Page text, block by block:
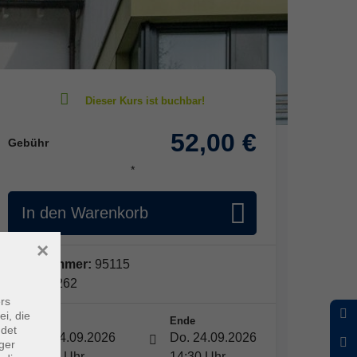
Gebühr 52,00 €
*
In den Warenkorb
Kursnummer: 95115
Periode 262
Start
Do. 24.09.2026
Ende
Do. 24.09.2026
die
×